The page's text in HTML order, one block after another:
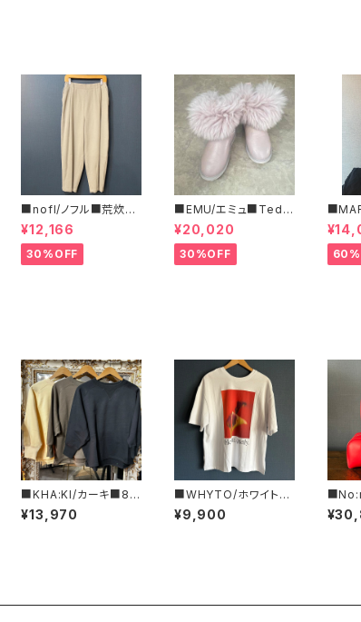
■nofl/ノフル■荒炊き
コール天テーパードパ
ンツ■ゆるっとバルーン
シルエット
¥12,166
30%OFF
■EMU/エミュ■Tedd
y Wurren■撥水サイド
ジッパーブーツ
¥20,020
30%OFF
ルコ
ブラ
いサ
■KHA:KI/カーキ■8分
袖スウェットシャツ■MI
L26HCS3473■
¥13,970
■WHYTO/ホワイト■
２WAYプリントTシャツ
■WHT26HCS4015
¥9,900
ティ
ーハ